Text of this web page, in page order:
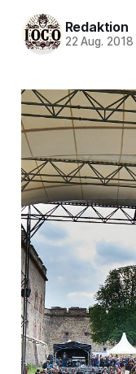
Redaktion
22 Aug. 2018